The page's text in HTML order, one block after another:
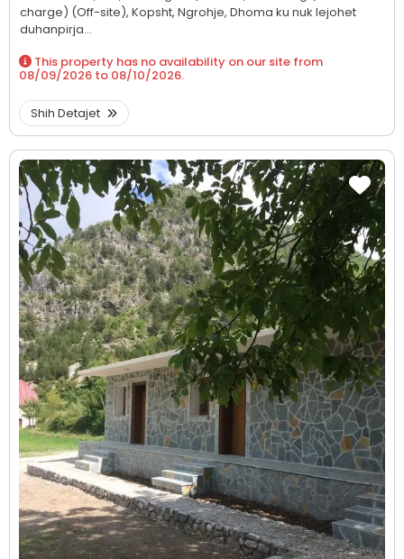
charge) (Off-site), Kopsht, Ngrohje, Dhoma ku nuk lejohet
duhanpirja...
This property has no availability on our site from
08/09/2026 to 08/10/2026.
Shih Detajet